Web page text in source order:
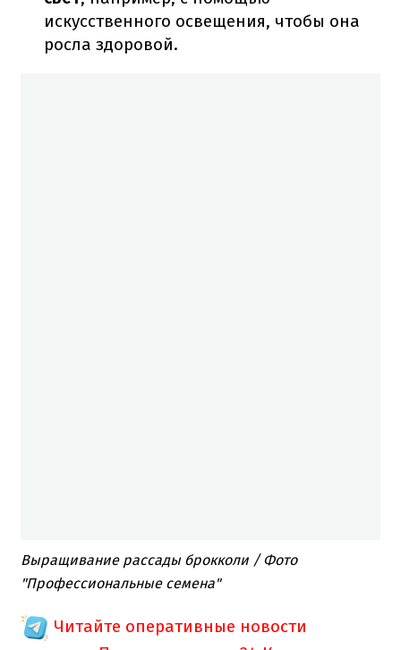
искусственного освещения, чтобы она
росла здоровой.
Выращивание рассады брокколи / Фото
"Профессиональные семена"
Читайте оперативные новости